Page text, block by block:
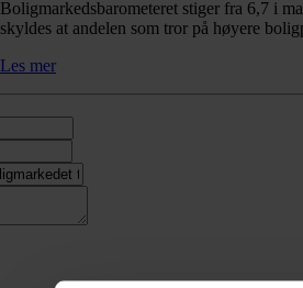
Boligmarkedsbarometeret stiger fra 6,7 i
skyldes at andelen som tror på høyere
Les mer